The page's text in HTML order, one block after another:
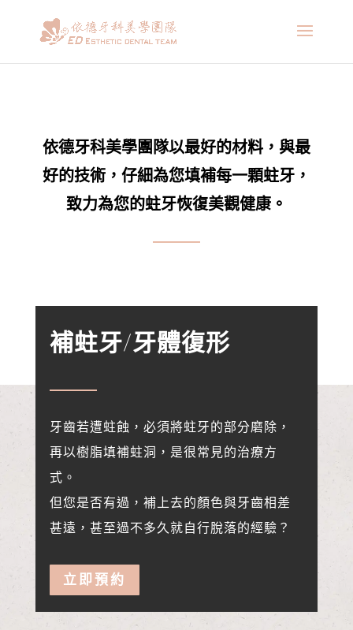
依德牙科美學團隊以最好的材料，與最
好的技術， 仔細為您填補每一顆蛀牙，
致力為您的蛀牙恢復美觀健康。
補蛀牙/牙體復形
牙齒若遭蛀蝕，必須將蛀牙的部分磨除，
再以樹脂填補蛀洞， 是很常見的治療方
式。
但您是否有過，補上去的顏色與牙齒相差
甚遠， 甚至過不多久就自行脫落的經驗？
立即預約